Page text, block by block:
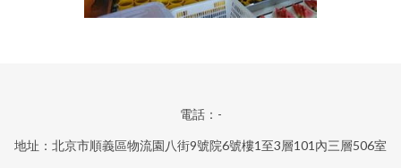
電話：-
地址：北京市順義區物流園八街9號院6號樓1至3層101內三層506室